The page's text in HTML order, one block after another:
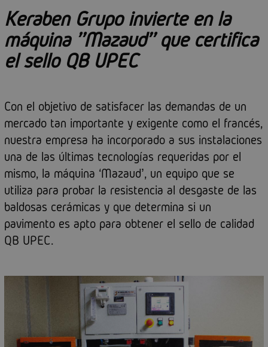
Keraben Grupo invierte en la
máquina ''Mazaud'' que certifica
el sello QB UPEC
Con el objetivo de satisfacer las demandas de un
mercado tan importante y exigente como el francés,
nuestra empresa ha incorporado a sus instalaciones
una de las últimas tecnologías requeridas por el
mismo, la máquina ‘Mazaud’, un equipo que se
utiliza para probar la resistencia al desgaste de las
baldosas cerámicas y que determina si un
pavimento es apto para obtener el sello de calidad
QB UPEC.